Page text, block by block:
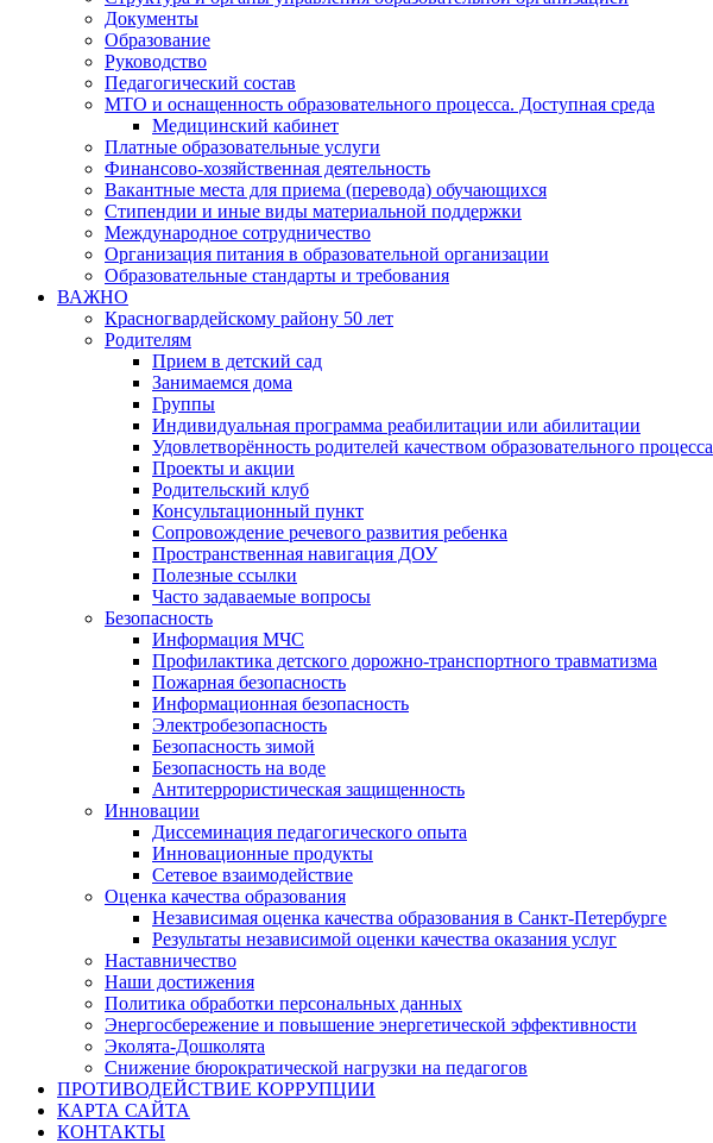
Документы
Образование
Руководство
Педагогический состав
МТО и оснащенность образовательного процесса. Доступная среда
Медицинский кабинет
Платные образовательные услуги
Финансово-хозяйственная деятельность
Вакантные места для приема (перевода) обучающихся
Стипендии и иные виды материальной поддержки
Международное сотрудничество
Организация питания в образовательной организации
Образовательные стандарты и требования
ВАЖНО
Красногвардейскому району 50 лет
Родителям
Прием в детский сад
Занимаемся дома
Группы
Индивидуальная программа реабилитации или абилитации
Удовлетворённость родителей качеством образовательного процесса
Проекты и акции
Родительский клуб
Консультационный пункт
Сопровождение речевого развития ребенка
Пространственная навигация ДОУ
Полезные ссылки
Часто задаваемые вопросы
Безопасность
Информация МЧС
Профилактика детского дорожно-транспортного травматизма
Пожарная безопасность
Информационная безопасность
Электробезопасность
Безопасность зимой
Безопасность на воде
Антитеррористическая защищенность
Инновации
Диссеминация педагогического опыта
Инновационные продукты
Сетевое взаимодействие
Оценка качества образования
Независимая оценка качества образования в Санкт-Петербурге
Результаты независимой оценки качества оказания услуг
Наставничество
Наши достижения
Политика обработки персональных данных
Энергосбережение и повышение энергетической эффективности
Эколята-Дошколята
Снижение бюрократической нагрузки на педагогов
ПРОТИВОДЕЙСТВИЕ КОРРУПЦИИ
КАРТА САЙТА
КОНТАКТЫ